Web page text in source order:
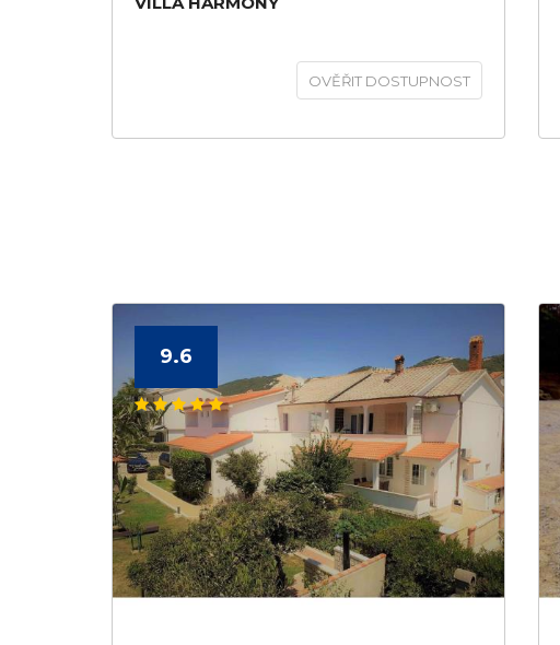
OVĚŘIT DOSTUPNOST
9.6